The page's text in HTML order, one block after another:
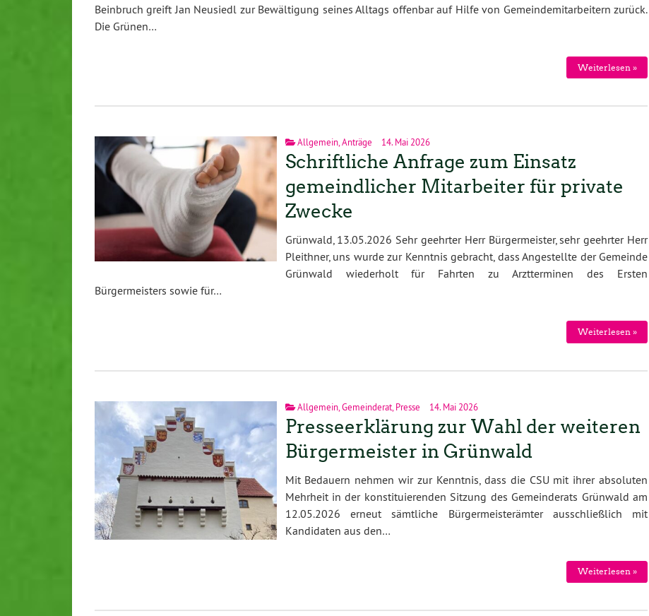
Beinbruch greift Jan Neusiedl zur Bewältigung seines Alltags offenbar auf Hilfe von Gemeindemitarbeitern zurück.
Die Grünen…
Weiterlesen »
Allgemein,Anträge 14. Mai 2026
Schriftliche Anfrage zum Einsatz
gemeindlicher Mitarbeiter für private
Zwecke
Grünwald, 13.05.2026 Sehr geehrter Herr Bürgermeister, sehr geehrter Herr
Pleithner, uns wurde zur Kenntnis gebracht, dass Angestellte der Gemeinde
Grünwald wiederholt für Fahrten zu Arztterminen des Ersten
Bürgermeisters sowie für…
Weiterlesen »
Allgemein, Gemeinderat, Presse 14. Mai 2026
Presseerklärung zur Wahl der weiteren
Bürgermeister in Grünwald
Mit Bedauern nehmen wir zur Kenntnis, dass die CSU mit ihrer absoluten
Mehrheit in der konstituierenden Sitzung des Gemeinderats Grünwald am
12.05.2026 erneut sämtliche Bürgermeisterämter ausschließlich mit
Kandidaten aus den…
Weiterlesen »